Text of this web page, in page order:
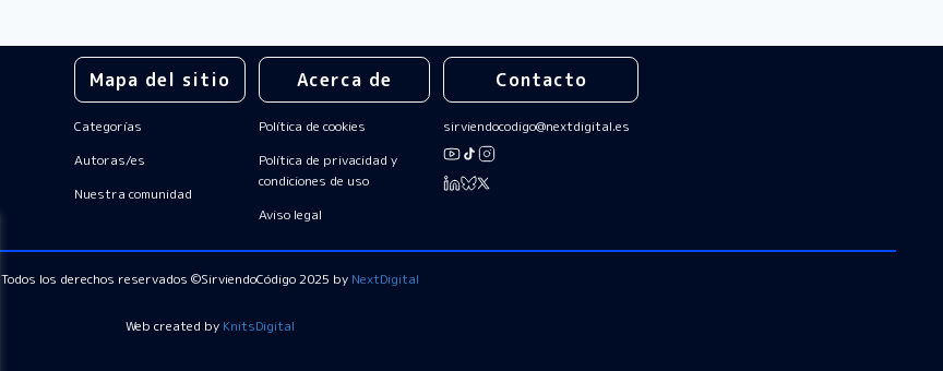
Mapa del sitio
Categorías
Autoras/es
Nuestra comunidad
Acerca de
Política de cookies
Política de privacidad y
condiciones de uso
Aviso legal
Contacto
sirviendocodigo@nextdigital.es
Todos los derechos reservados ©SirviendoCódigo 2025 by NextDigital
Web created by KnitsDigital